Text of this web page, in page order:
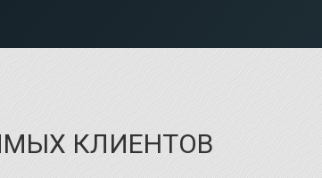
КЛИЕНТОВ